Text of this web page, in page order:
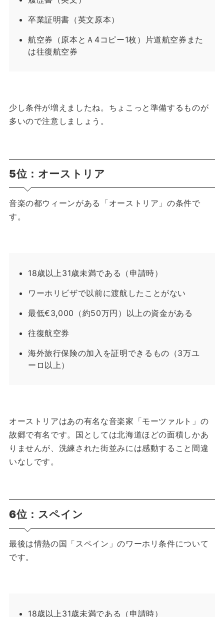
卒業証明書（英文原本）
航空券（原本とＡ4コピー1枚）片道航空券また
は往復航空券
少し条件が増えましたね。 ちょこっと準備するものが
多いので注意しましょう。
5位：オーストリア
音楽の都ウィーンがある「オーストリア」の条件で
す。
18歳以上31歳未満である（申請時）
ワーホリビザで以前に渡航したことがない
最低€3,000（約50万円）以上の資金がある
往復航空券
海外旅行保険の加入を証明できるもの（3万ユ
ーロ以上）
オーストリアはあの有名な音楽家「モーツァルト」の
故郷で有名です。 国としては北海道ほどの面積しかあ
りませんが、洗練された街並みには感動すること間違
いなしです。
6位：スペイン
最後は情熱の国「スペイン」のワーホリ条件について
です。
18歳以上31歳未満である（申請時）